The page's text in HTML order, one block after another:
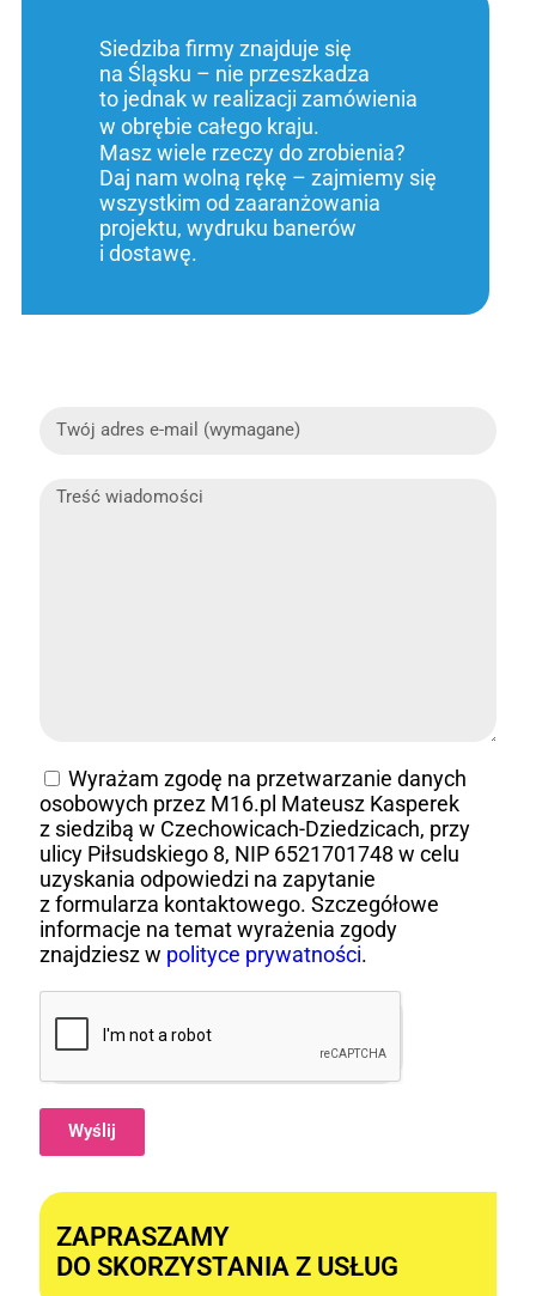
Siedziba firmy znajduje się
na Śląsku – nie przeszkadza
to jednak w realizacji zamówienia
w obrębie całego kraju.
Masz wiele rzeczy do zrobienia?
Daj nam wolną rękę – zajmiemy się
wszystkim od zaaranżowania
projektu, wydruku banerów
i dostawę.
Wyrażam zgodę na przetwarzanie danych
osobowych przez M16.pl Mateusz Kasperek
z siedzibą w Czechowicach-Dziedzicach, przy
ulicy Piłsudskiego 8, NIP 6521701748 w celu
uzyskania odpowiedzi na zapytanie
z formularza kontaktowego. Szczegółowe
informacje na temat wyrażenia zgody
znajdziesz w polityce prywatności.
Wyślij
ZAPRASZAMY
DO SKORZYSTANIA Z USŁUG